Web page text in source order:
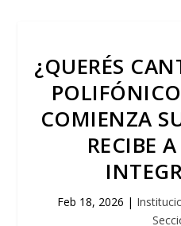
¿QUERÉS
COMIENZA
RECIBE
Feb 18, 2026 |